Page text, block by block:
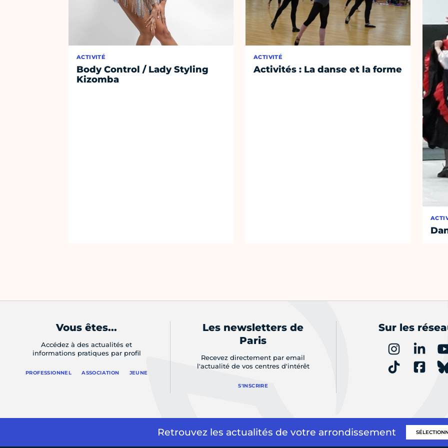
ACTIVITÉ
Body Control / Lady Styling
Kizomba
ACTIVITÉ
Activités : La danse et la forme
Vous êtes...
Accédez à des actualités et
informations pratiques par profil
PROFESSIONNEL ASSOCIATION JEUNE
Les newsletters de
Paris
Recevez directement par email
l'actualité de vos centres d'intérêt
S'INSCRIRE
Sur les
Retrouvez les actualités de votre arrondissement